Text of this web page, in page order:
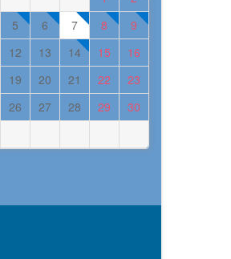
5 6 7 8
9
12 13 14 15
16
19 20 21 22
23
26 27 28 29
30